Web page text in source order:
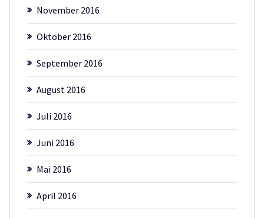
November 2016
Oktober 2016
September 2016
August 2016
Juli 2016
Juni 2016
Mai 2016
April 2016